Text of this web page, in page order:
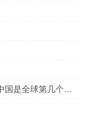
中国是全球第2个从月球带回样本的国家（中国是全球第几个从月球带回样本的国家）